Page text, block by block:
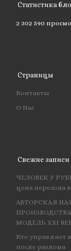
Статистика
2 302 590
Страницы
Контакты
О Нас
Свежие записи
ЧЕЛОВЕК У
цена перехода
АВТОРСКАЯ
МОДЕЛЬ XXI
Кто управляет
после разлома